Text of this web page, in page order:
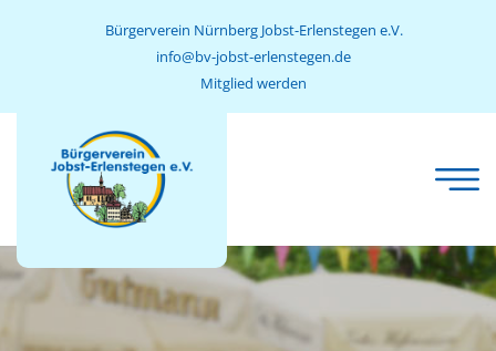
Bürgerverein Nürnberg Jobst-Erlenstegen e.V.
info@bv-jobst-erlenstegen.de
Mitglied werden